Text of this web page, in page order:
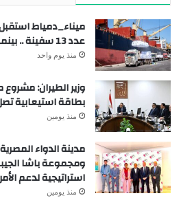
عدد 13 سفينة .. بينما غادر 12 سفينة
منذ يوم واحد
بطاقة استيعابية تصل إلى 40 مليون
منذ يومين
مدينة الدواء
ومجموعة باشا
استراتيجية لدعم
منذ يومين